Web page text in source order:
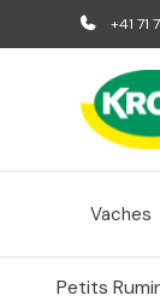
au contenu
Aller à laAller à la+41 71
Vaches
Petits